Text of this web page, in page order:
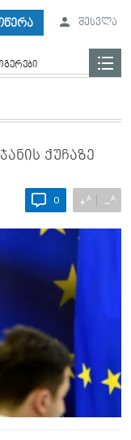
შესვლა
ქუჩაზე
0 +A −A